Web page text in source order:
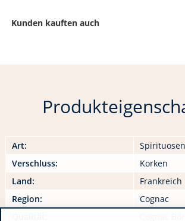
Kunden kauften auch
Art:
Verschluss:
Korken
Land:
Frankreich
Region:
Cognac